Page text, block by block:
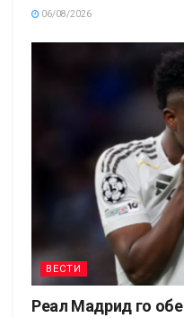
06/08/2026
ВЕСТИ
Реал Мадрид го